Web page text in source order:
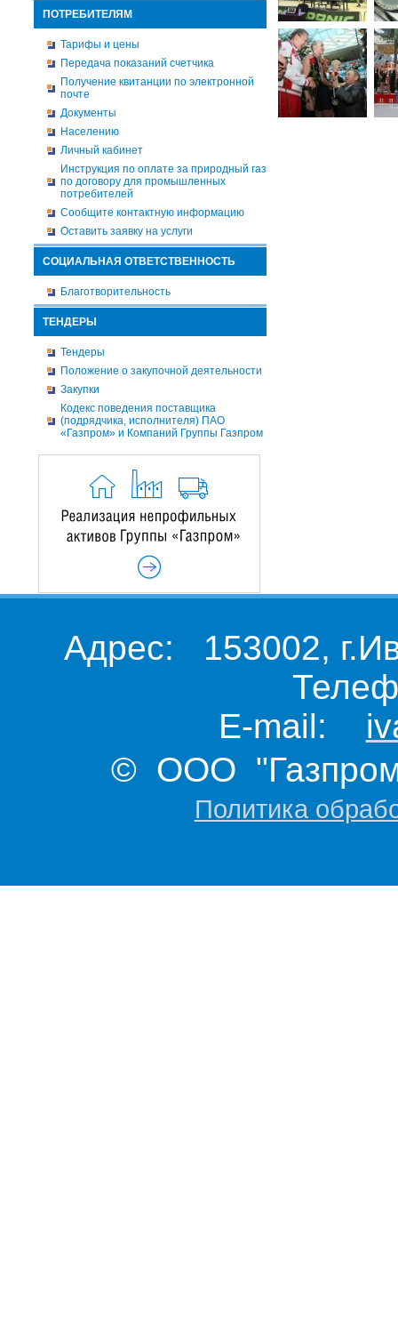
ПОТРЕБИТЕЛЯМ
Тарифы и цены
Передача показаний счетчика
Получение квитанции по электронной
почте
Документы
Населению
Личный кабинет
Инструкция по оплате за природный газ
по договору для промышленных
потребителей
Сообщите контактную информацию
Оставить заявку на услуги
СОЦИАЛЬНАЯ ОТВЕТСТВЕННОСТЬ
Благотворительность
ТЕНДЕРЫ
Тендеры
Положение о закупочной деятельности
Закупки
Кодекс поведения поставщика
(подрядчика, исполнителя) ПАО
«Газпром» и Компаний Группы Газпром
Адрес: 153002,
E-mail:
© ООО "Газпром
Политика